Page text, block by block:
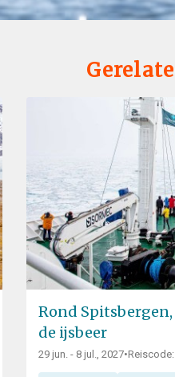
Rond
de ijsbeer
29 jun. - 8 jul., 2027•